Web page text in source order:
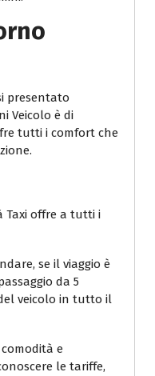
presentato
Veicolo è di
tutti i comfort che
Taxi offre a tutti i
se il viaggio è
da 5
veicolo in tutto il
e
le tariffe,